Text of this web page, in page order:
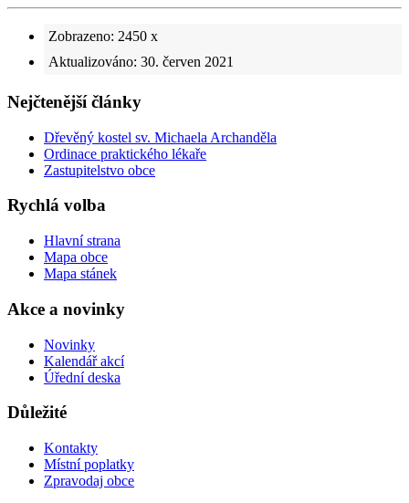
Zobrazeno: 2450 x
Aktualizováno: 30. červen 2021
Nejčtenější články
Dřevěný kostel sv. Michaela Archanděla
Ordinace praktického lékaře
Zastupitelstvo obce
Rychlá volba
Hlavní strana
Mapa obce
Mapa stánek
Akce a novinky
Novinky
Kalendář akcí
Úřední deska
Důležité
Kontakty
Místní poplatky
Zpravodaj obce